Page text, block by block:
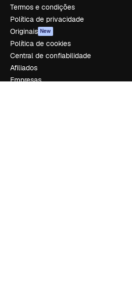
Termos e condições
Política de privacidade
Originais New
Política de cookies
Central de confiabilidade
Afiliados
Empresas